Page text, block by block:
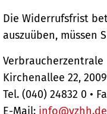
Die Widerrufsfrist
auszuüben, müssen
Verbraucherzentrale
Kirchenallee 22,
Tel. (040) 24832 0 •
E-Mail: info@vzhh.de